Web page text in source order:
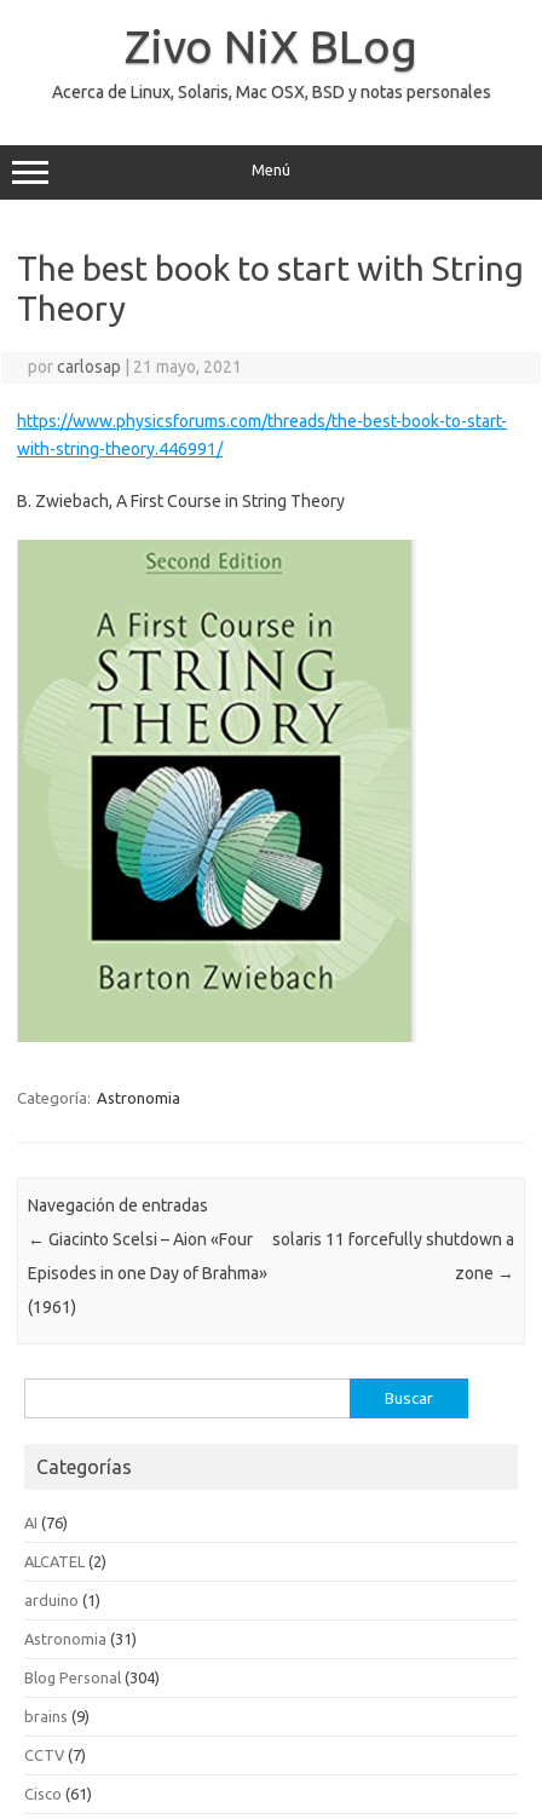
Zivo NiX BLog
Acerca de Linux, Solaris, Mac OSX, BSD y notas personales
Menú
The best book to start with String
Theory
porcarlosap 21 mayo, 2021
https://www.physicsforums.com/threads/the-best-book-to-start-
with-string-theory.446991/
B. Zwiebach, A First Course in String Theory
Categoría: Astronomia
Navegación de entradas
← Giacinto Scelsi – Aion «Four
Episodes in one Day of Brahma»
(1961)
solaris 11 forcefully shutdown a
zone →
Categorías
AI (76)
ALCATEL (2)
arduino (1)
Astronomia (31)
Blog Personal (304)
brains (9)
CCTV (7)
Cisco (61)